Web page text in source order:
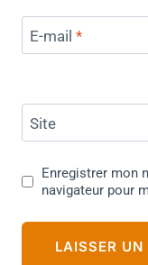
E-mail *
Site
Enregistrer mon
navigateur pour